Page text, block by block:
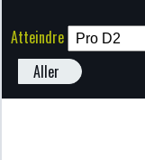
Atteindre
Aller